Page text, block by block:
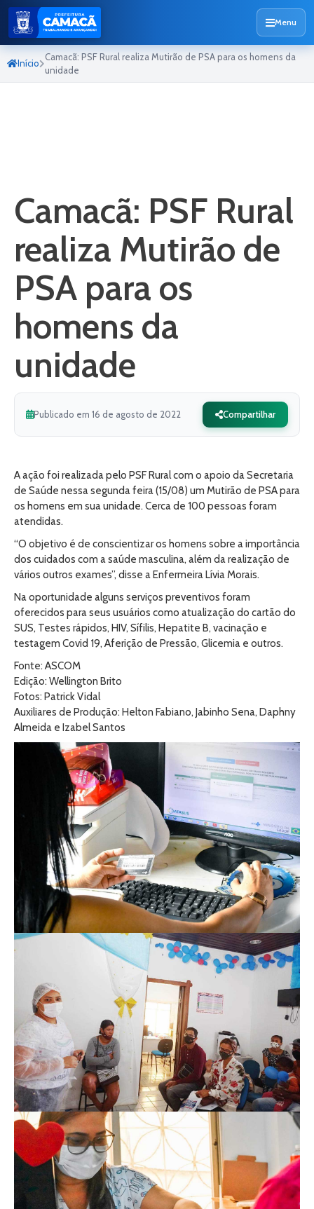
Menu
Início
Camacã: PSF Rural realiza Mutirão de PSA para os homens da
unidade
Camacã: PSF Rural
realiza Mutirão de
PSA para os
homens da
unidade
Publicado em 16 de agosto de 2022 Compartilhar
A ação foi realizada pelo PSF Rural com o apoio da Secretaria
de Saúde nessa segunda feira (15/08) um Mutirão de PSA para
os homens em sua unidade. Cerca de 100 pessoas foram
atendidas.
“O objetivo é de conscientizar os homens sobre a importância
dos cuidados com a saúde masculina, além da realização de
vários outros exames”, disse a Enfermeira Lívia Morais.
Na oportunidade alguns serviços preventivos foram
oferecidos para seus usuários como atualização do cartão do
SUS, Testes rápidos, HIV, Sífilis, Hepatite B, vacinação e
testagem Covid 19, Aferição de Pressão, Glicemia e outros.
Fonte: ASCOM
Edição: Wellington Brito
Fotos: Patrick Vidal
Auxiliares de Produção: Helton Fabiano, Jabinho Sena, Daphny
Almeida e Izabel Santos